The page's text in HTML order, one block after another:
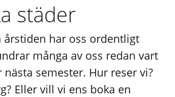
städer
årstiden har oss ordentligt
många av oss redan vart
nästa semester. Hur reser vi?
Eller vill vi ens boka en